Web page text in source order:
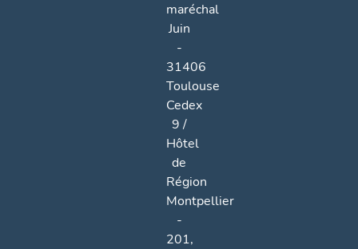
maréchal
Juin
-
31406
Toulouse
Cedex
9 /
Hôtel
de
Région
Montpellier
-
201,